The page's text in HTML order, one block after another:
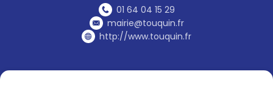
01 64 04 15 29
mairie@touquin.fr
http://www.touquin.fr